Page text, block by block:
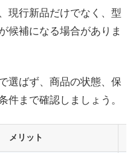
現行新品だけでなく、型
候補になる場合がありま
選ばず、商品の状態、保
件まで確認しましょう。
メリット